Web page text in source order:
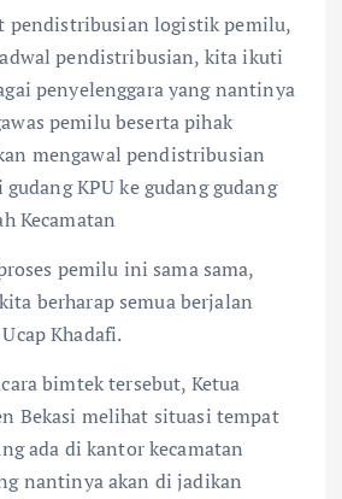
pendistribusian logistik pemilu,
pendistribusian, kita ikuti
penyelenggara yang nantinya
pemilu beserta pihak
mengawal pendistribusian
KPU ke gudang gudang
Kecamatan
pemilu ini sama sama,
berharap semua berjalan
Khadafi.
bimtek tersebut, Ketua
Bekasi melihat situasi tempat
ada di kantor kecamatan
nantinya akan di jadikan